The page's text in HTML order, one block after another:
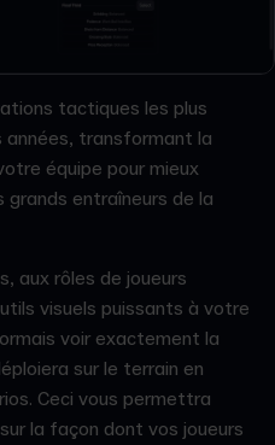
tactiques les plus
années, transformant la
équipe pour mieux
entraîneurs de la
aux rôles de joueurs
visuels puissants à votre
voir exactement la
sur le terrain en
Ceci vous permettra
la façon dont vos joueurs